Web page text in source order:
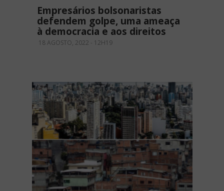
Empresários bolsonaristas
defendem golpe, uma ameaça
à democracia e aos direitos
18 AGOSTO, 2022 - 12H19